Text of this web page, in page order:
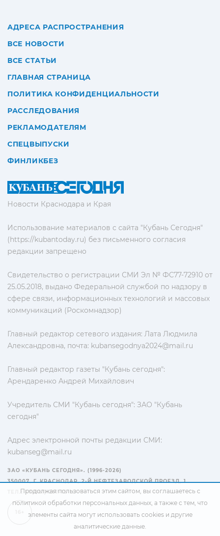
Новости Краснодара и Края
Использование материалов с сайта "Кубань Сегодня"
(https://kubantoday.ru) без письменного согласия
редакции запрещено
Свидетельство о регистрации СМИ Эл № ФС77-72910 от
25.05.2018, выдано Федеральной службой по надзору в
сфере связи, информационных технологий и массовых
коммуникаций (Роскомнадзор)
Главный редактор сетевого издания: Лата Людмила
Александровна, почта: kubansegodnya2024@mail.ru
Главный редактор газеты "Кубань сегодня":
Арендаренко Андрей Михайлович
Учредитель СМИ "Кубань сегодня": ЗАО "Кубань
сегодня"
Адрес электронной почты редакции СМИ:
kubanseg@mail.ru
АДРЕСА РАСПРОСТРАНЕНИЯ
ВСЕ НОВОСТИ
ВСЕ СТАТЬИ
ГЛАВНАЯ СТРАНИЦА
ПОЛИТИКА КОНФИДЕНЦИАЛЬНОСТИ
РАССЛЕДОВАНИЯ
РЕКЛАМОДАТЕЛЯМ
СПЕЦВЫПУСКИ
ФИНЛИКБЕЗ
ЗАО «КУБАНЬ СЕГОДНЯ». (1996-2026)
350007, Г. КРАСНОДАР, 2-Й НЕФТЕЗАВОДСКОЙ ПРОЕЗД, 1
ТЕЛ.: +7(861) 267-15-15
Продолжая пользоваться этим сайтом, вы соглашаетесь с
политикой обработки персональных данных, а также с тем, что
элементы сайта могут использовать cookies и другие
аналитические данные.